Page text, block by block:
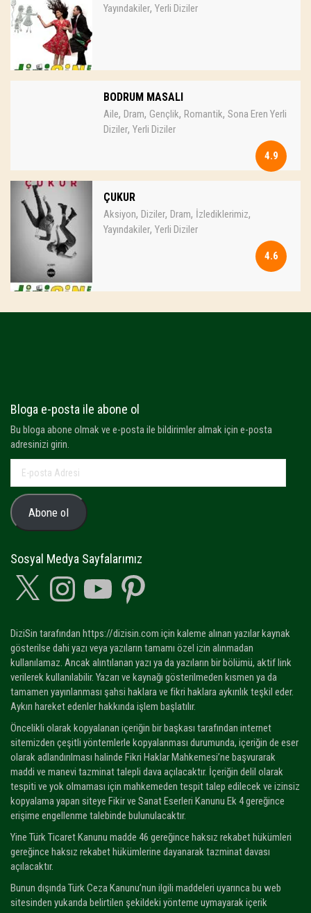
Yayındakiler, Yerli Diziler
BODRUM MASALI
Aile, Dram, Gençlik, Romantik, Sona Eren Yerli
Diziler, Yerli Diziler
4.9
ÇUKUR
Aksiyon, Diziler, Dram, İzlediklerimiz,
Yayındakiler, Yerli Diziler
4.6
Bloga e-posta ile abone ol
Bu bloga abone olmak ve e-posta ile bildirimler almak için e-posta
adresinizi girin.
posta
Adresi
Abone ol
Sosyal Medya Sayfalarımız
Instagram YouTube Pinterest
DiziSin tarafından https://dizisin.com için kaleme alınan yazılar kaynak
gösterilse dahi yazı veya yazıların tamamı özel izin alınmadan
kullanılamaz. Ancak alıntılanan yazı ya da yazıların bir bölümü, aktif link
verilerek kullanılabilir. Yazarı ve kaynağı gösterilmeden kısmen ya da
tamamen yayınlanması şahsi haklara ve fikri haklara aykırılık teşkil eder.
Aykırı hareket edenler hakkında işlem başlatılır.
Öncelikli olarak kopyalanan içeriğin bir başkası tarafından internet
sitemizden çeşitli yöntemlerle kopyalanması durumunda, içeriğin de eser
olarak adlandırılması halinde Fikri Haklar Mahkemesi’ne başvurarak
maddi ve manevi tazminat talepli dava açılacaktır. İçeriğin delil olarak
tespiti ve yok olmaması için mahkemeden tespit talep edilecek ve izinsiz
kopyalama yapan siteye Fikir ve Sanat Eserleri Kanunu Ek 4 gereğince
erişime engellenme talebinde bulunulacaktır.
Yine Türk Ticaret Kanunu madde 46 gereğince haksız rekabet hükümleri
gereğince haksız rekabet hükümlerine dayanarak tazminat davası
açılacaktır.
Bunun dışında Türk Ceza Kanunu’nun ilgili maddeleri uyarınca bu web
sitesinden yukarıda belirtilen şekildeki yönteme uymayarak içerik